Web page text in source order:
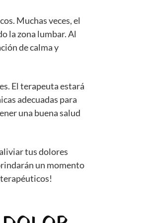
Muchas veces, el
la zona lumbar. Al
de calma y
El terapeuta estará
adecuadas para
una buena salud
tus dolores
un momento